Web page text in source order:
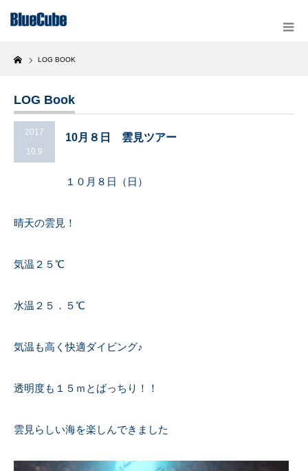
Home
LOG BOOK
LOG Book
10.9
2017 10月８日 雲見ツアー
１０月８日（日）
晴天の雲見！
気温２５℃
水温２５．５℃
気温も高く快適ダイビング♪
透明度も１５ｍとばっちり！！
雲見らしい海を楽しんできました